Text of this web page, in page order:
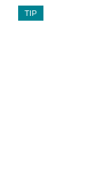
TIP